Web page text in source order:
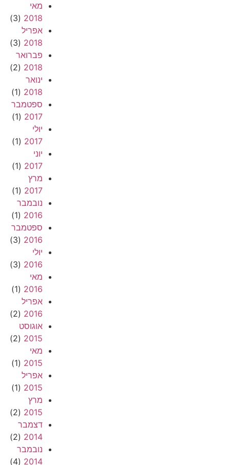
מאי
2018
(3)
אפריל
2018
(3)
פברואר
2018
(2)
ינואר
2018
(1)
ספטמבר
2017
(1)
יולי
2017
(1)
יוני
2017
(1)
מרץ
2017
(1)
נובמבר
2016
(1)
ספטמבר
2016
(3)
יולי
2016
(3)
מאי
2016
(1)
אפריל
2016
(2)
אוגוסט
2015
(2)
מאי
2015
(1)
אפריל
2015
(1)
מרץ
2015
(2)
דצמבר
2014
(2)
נובמבר
2014
(4)